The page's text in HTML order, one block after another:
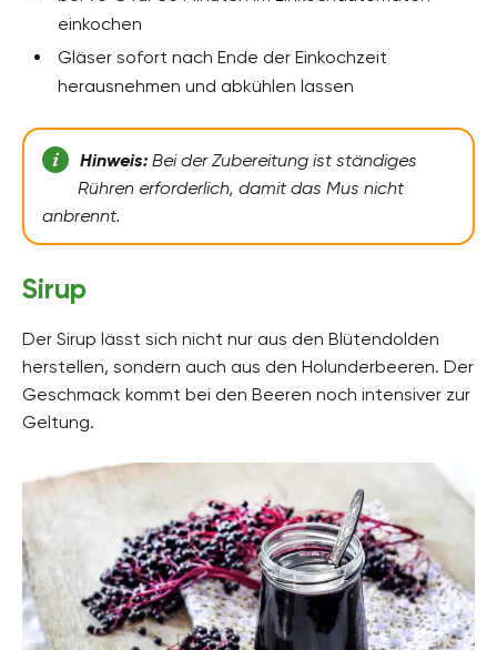
einkochen
Gläser sofort nach Ende der Einkochzeit
herausnehmen und abkühlen lassen
Hinweis: Bei der Zubereitung ist ständiges
Rühren erforderlich, damit das Mus nicht
anbrennt.
Sirup
Der Sirup lässt sich nicht nur aus den Blütendolden
herstellen, sondern auch aus den Holunderbeeren. Der
Geschmack kommt bei den Beeren noch intensiver zur
Geltung.